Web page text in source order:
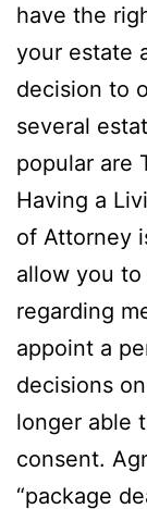
have the
your estate
decision to
several
popular are
Having a
of Attorney
allow you
regarding
appoint a
decisions
longer able
consent.
“package